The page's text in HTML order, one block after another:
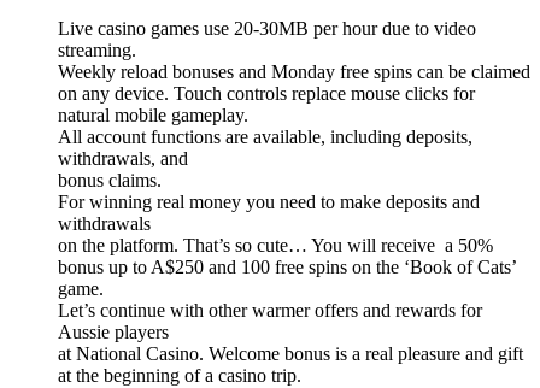
Live casino games use 20-30MB per hour due to video
streaming.
Weekly reload bonuses and Monday free spins can be claimed
on any device. Touch controls replace mouse clicks for
natural mobile gameplay.
All account functions are available, including deposits,
withdrawals, and
bonus claims.
For winning real money you need to make deposits and
withdrawals
on the platform. That’s so cute… You will receive a 50%
bonus up to A$250 and 100 free spins on the ‘Book of Cats’
game.
Let’s continue with other warmer offers and rewards for
Aussie players
at National Casino. Welcome bonus is a real pleasure and gift
at the beginning of a casino trip.